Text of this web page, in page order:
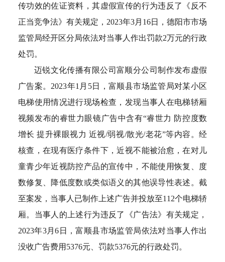
传功效的佐证资料，其虚假宣传的行为违反了《反不
正当竞争法》有关规定，2023年3月16日，德阳市市场
监管局经开区分局依法对当事人作出罚款2万元的行政
处罚。
迈锐文化传播有限公司富顺分公司制作发布虚假
广告案。2023年1月5日，富顺县市场监管局对某小区
电梯使用情况进行现场检查，发现当事人在电梯轿厢
视频发布的睿世力眼镜广告中含有“睿世力 防控度数
增长 提升裸眼视力 近视/弱视/散光/老花”等内容。经
核查，在现有医疗条件下，近视不能被治愈，在对儿
童青少年近视防控产品的宣传中，不能使用恢复、度
数修复、降低度数或类似语义的其他误导性表述。截
至案发，当事人已制作上述广告并投放至112个电梯轿
厢。当事人的上述行为违反了《广告法》有关规定，
2023年3月6日，富顺县市场监管局依法对当事人作出
没收广告费用5376元、罚款5376元的行政处罚。